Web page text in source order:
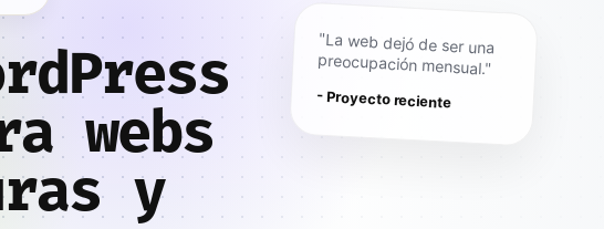
webs
y
"La web dejó de ser una
preocupación mensual."
- Proyecto reciente